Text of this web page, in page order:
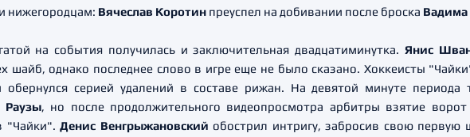
нижегородцам: Вячеслав Коротин преуспел на добивании после броска
на события получилась и заключительная двадцатиминутка. Янис
шайб, однако последнее слово в игре еще не было сказано. Хоккеисты
обернулся серией удалений в составе рижан. На девятой минуте
Раузы, но после продолжительного видеопросмотра арбитры взятие
"Чайки".Денис Венгрыжановский обострил интригу, забросив свою